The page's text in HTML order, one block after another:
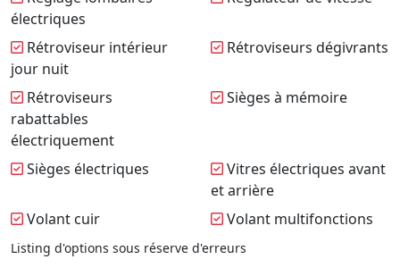
électriques
Rétroviseur intérieur
jour nuit
Rétroviseurs dégivrants
Rétroviseurs
rabattables
électriquement
Sièges à mémoire
Sièges électriques
Vitres électriques avant
et arrière
Volant cuir
Volant multifonctions
Listing d'options sous réserve d'erreurs